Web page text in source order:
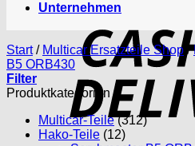
Unternehmen
Start / Multicar Ersatzteile Shop /
B5 ORB430
Filter
Produktkategorien
Multicar-Teile (312)
Hako-Teile (12)